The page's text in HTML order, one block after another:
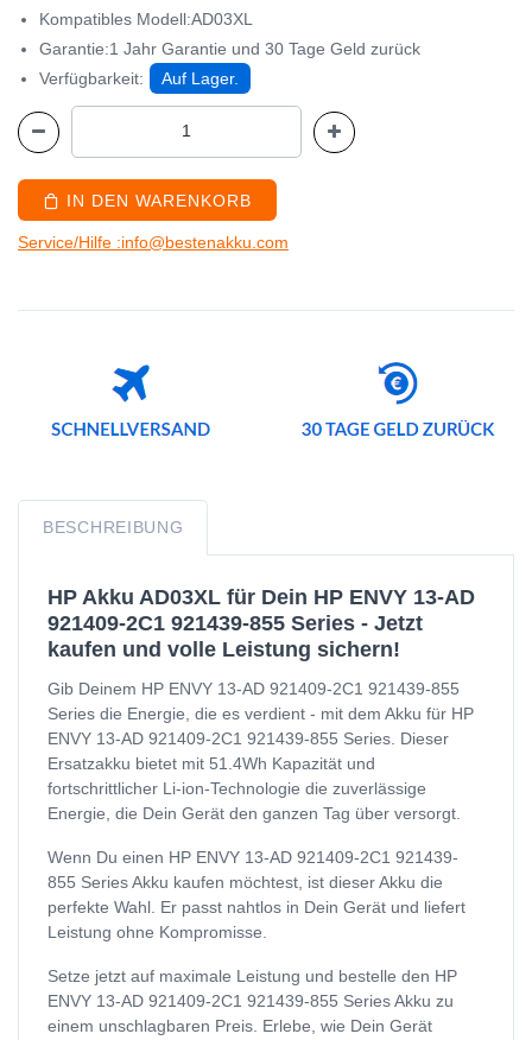
Kompatibles Modell:AD03XL
Garantie:1 Jahr Garantie und 30 Tage Geld zurück
Verfügbarkeit:
Auf Lager.
IN DEN WARENKORB
Service/Hilfe :info@bestenakku.com
BESCHREIBUNG
HP Akku AD03XL für Dein HP ENVY 13-AD
921409-2C1 921439-855 Series - Jetzt
kaufen und volle Leistung sichern!
Gib Deinem HP ENVY 13-AD 921409-2C1 921439-855
Series die Energie, die es verdient - mit dem Akku für HP
ENVY 13-AD 921409-2C1 921439-855 Series. Dieser
Ersatzakku bietet mit 51.4Wh Kapazität und
fortschrittlicher Li-ion-Technologie die zuverlässige
Energie, die Dein Gerät den ganzen Tag über versorgt.
Wenn Du einen HP ENVY 13-AD 921409-2C1 921439-
855 Series Akku kaufen möchtest, ist dieser Akku die
perfekte Wahl. Er passt nahtlos in Dein Gerät und liefert
Leistung ohne Kompromisse.
Setze jetzt auf maximale Leistung und bestelle den HP
ENVY 13-AD 921409-2C1 921439-855 Series Akku zu
einem unschlagbaren Preis. Erlebe, wie Dein Gerät